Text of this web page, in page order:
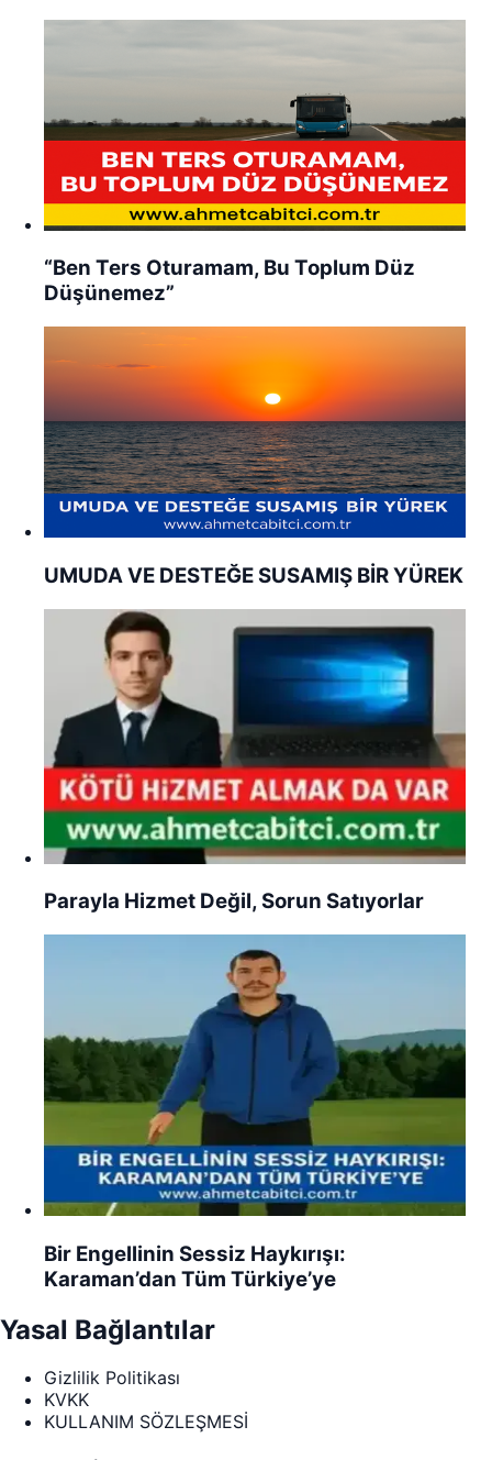
“Ben Ters Oturamam, Bu Toplum Düz
Düşünemez”
UMUDA VE DESTEĞE SUSAMIŞ BİR YÜREK
Parayla Hizmet Değil, Sorun Satıyorlar
Bir Engellinin Sessiz Haykırışı:
Karaman’dan Tüm Türkiye’ye
Yasal Bağlantılar
Gizlilik Politikası
KVKK
KULLANIM SÖZLEŞMESİ